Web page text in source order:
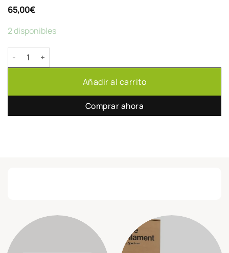
65,00€
2 disponibles
Nozzle de carburo de Tungsteno tamaño Volcano 0.6/1.75mm
Añadir al carrito
Comprar ahora